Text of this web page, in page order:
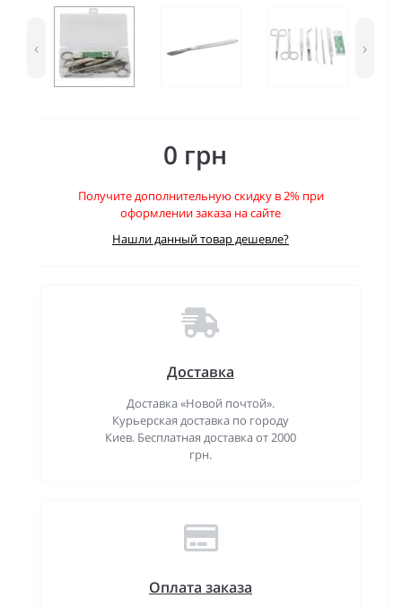
‹ ›
0 грн
Получите дополнительную скидку в 2% при
оформлении заказа на сайте
Нашли данный товар дешевле?
Доставка
Доставка «Новой почтой».
Курьерская доставка по городу
Киев. Бесплатная доставка от 2000
грн.
Оплата заказа